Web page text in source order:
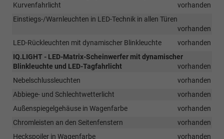
Kurvenfahrlicht
vorhanden
Einstiegs-/Warnleuchten in LED-Technik in allen Türen
vorhanden
LED-Rückleuchten mit dynamischer Blinkleuchte
vorhanden
IQ.LIGHT - LED-Matrix-Scheinwerfer mit dynamischer
Blinkleuchte und LED-Tagfahrlicht
vorhanden
Nebelschlussleuchten
vorhanden
Abbiege- und Schlechtwetterlicht
vorhanden
Außenspiegelgehäuse in Wagenfarbe
vorhanden
Chromleisten an den Seitenfenstern
vorhanden
Heckspoiler in Wagenfarbe
vorhanden